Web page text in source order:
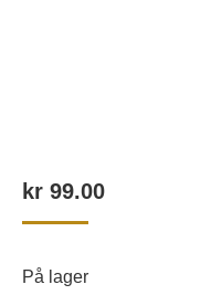
kr 99.00
På lager